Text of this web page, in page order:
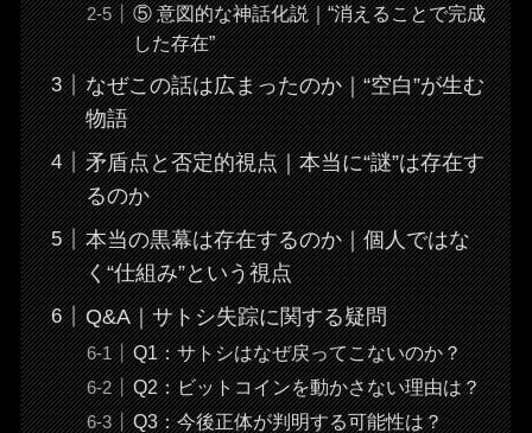
⑤ 意図的な神話化説｜“消えることで完成
した存在”
なぜこの話は広まったのか｜“空白”が生む
物語
矛盾点と否定的視点｜本当に“謎”は存在す
るのか
本当の黒幕は存在するのか｜個人ではな
く“仕組み”という視点
Q&A｜サトシ失踪に関する疑問
Q1：サトシはなぜ戻ってこないのか？
Q2：ビットコインを動かさない理由は？
Q3：今後正体が判明する可能性は？